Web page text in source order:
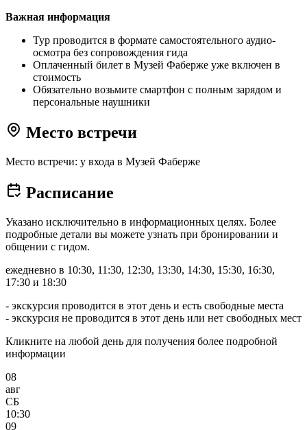
Важная информация
Тур проводится в формате самостоятельного аудио-
осмотра без сопровождения гида
Оплаченный билет в Музей Фаберже уже включен в
стоимость
Обязательно возьмите смартфон с полным зарядом и
персональные наушники
Место встречи
Место встречи: у входа в Музей Фаберже
Расписание
Указано исключительно в информационных целях. Более
подробные детали вы можете узнать при бронировании и
общении с гидом.
ежедневно в 10:30, 11:30, 12:30, 13:30, 14:30, 15:30, 16:30,
17:30 и 18:30
- экскурсия проводится в этот день и есть свободные места
- экскурсия не проводится в этот день или нет свободных мест
Кликните на любой день для получения более подробной
информации
08
авг
СБ
10:30
09